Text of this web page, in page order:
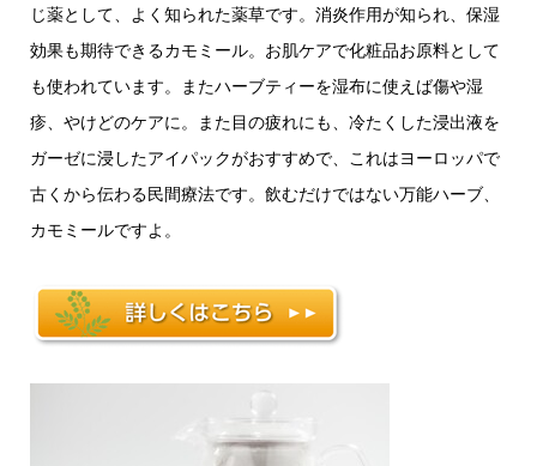
じ薬として、よく知られた薬草です。消炎作用が知られ、保湿
効果も期待できるカモミール。お肌ケアで化粧品お原料として
も使われています。またハーブティーを湿布に使えば傷や湿
疹、やけどのケアに。また目の疲れにも、冷たくした浸出液を
ガーゼに浸したアイパックがおすすめで、これはヨーロッパで
古くから伝わる民間療法です。飲むだけではない万能ハーブ、
カモミールですよ。